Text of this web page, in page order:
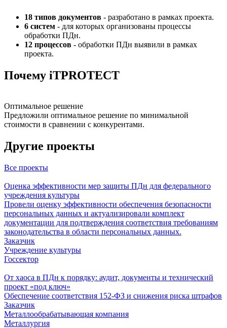
18 типов документов - разработано в рамках проекта.
6 систем - для которых организованы процессы
обработки ПДн.
12 процессов - обработки ПДн выявили в рамках
проекта.
Почему iTPROTECT
Оптимальное решение
Предложили оптимальное решение по минимальной
стоимости в сравнении с конкурентами.
Другие проекты
Все проекты
Оценка эффективности мер защиты ПДн для федерального
учреждения культуры
Провели оценку эффективности обеспечения безопасности
персональных данных и актуализировали комплект
документации для подтверждения соответствия требованиям
законодательства в области персональных данных.
Заказчик
Учреждение культуры
Госсектор
От хаоса в ПДн к порядку: аудит, документы и технический
проект «под ключ»
Обеспечение соответствия 152-ФЗ и снижения риска штрафов
Заказчик
Металлообрабатывающая компания
Металлургия